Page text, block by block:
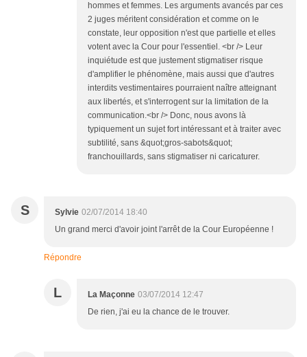
hommes et femmes. Les arguments avancés par ces
2 juges méritent considération et comme on le
constate, leur opposition n'est que partielle et elles
votent avec la Cour pour l'essentiel. <br /> Leur
inquiétude est que justement stigmatiser risque
d'amplifier le phénomène, mais aussi que d'autres
interdits vestimentaires pourraient naître atteignant
aux libertés, et s'interrogent sur la limitation de la
communication.<br /> Donc, nous avons là
typiquement un sujet fort intéressant et à traiter avec
subtilité, sans &quot;gros-sabots&quot;
franchouillards, sans stigmatiser ni caricaturer.
S Sylvie 02/07/2014 18:40
Un grand merci d'avoir joint l'arrêt de la Cour Européenne !
Répondre
L La Maçonne 03/07/2014 12:47
De rien, j'ai eu la chance de le trouver.